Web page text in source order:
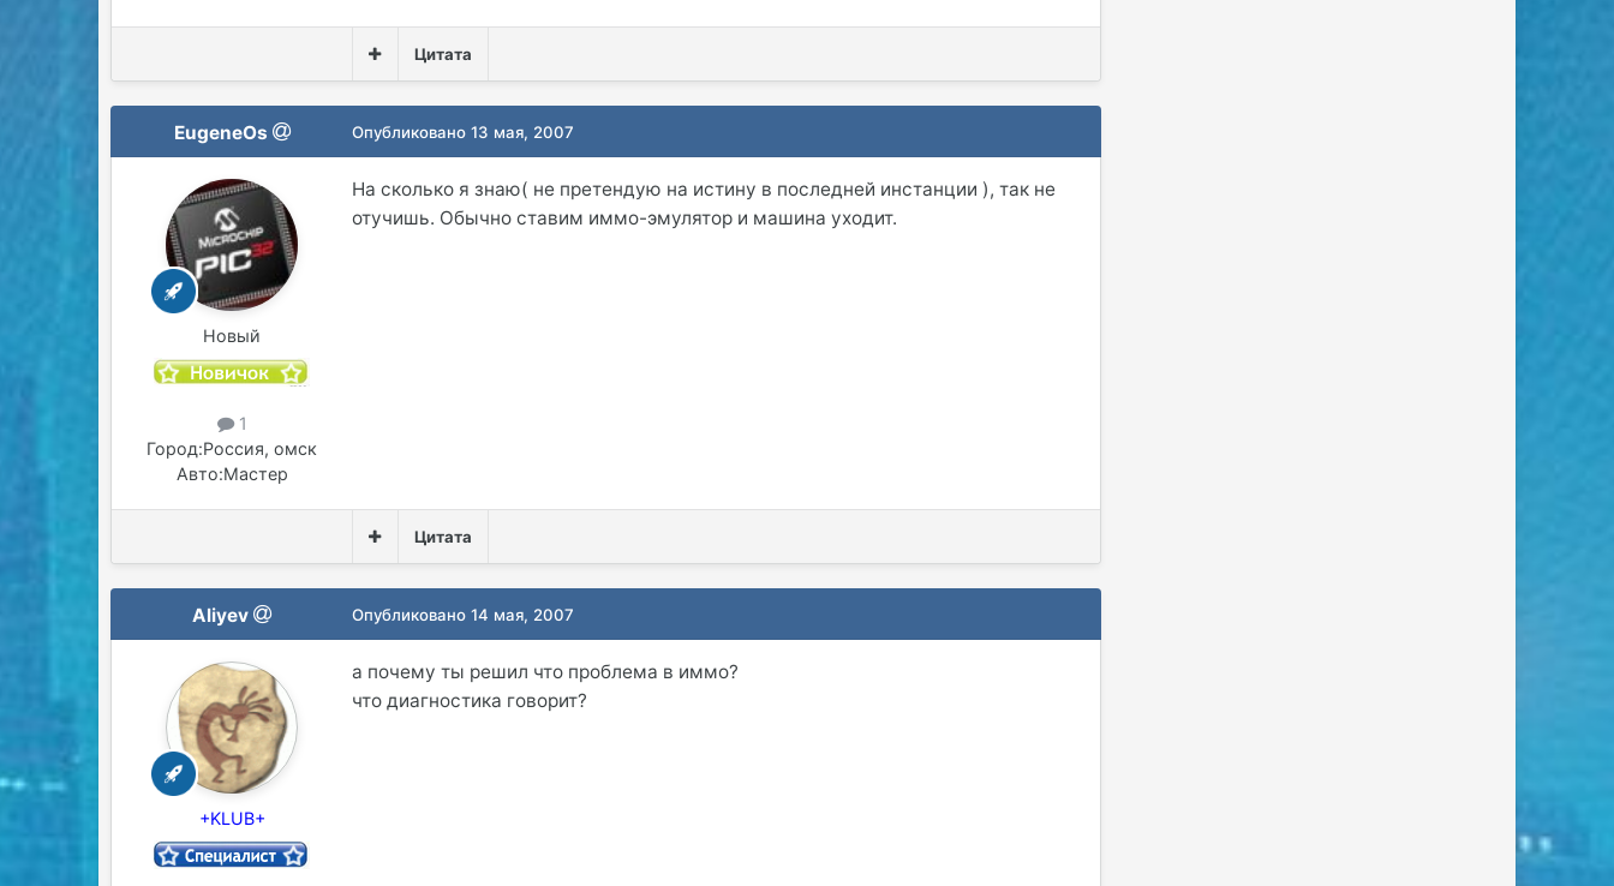
Цитата
EugeneOs
Новый
1
Город:Россия, омск
Авто:Мастер
Опубликовано13 мая, 2007
На сколько я знаю( не претендую на истину в последней инстанции ), так не
отучишь. Обычно ставим иммо-эмулятор и машина уходит.
Цитата
Aliyev
+KLUB+
Опубликовано14 мая, 2007
а почему ты решил что проблема в иммо?
что диагностика говорит?